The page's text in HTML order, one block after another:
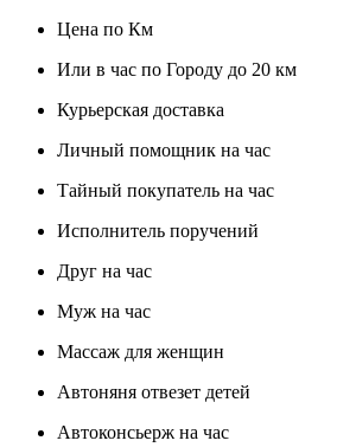
Цена по Км
Или в час по Городу до 20 км
Курьерская доставка
Личный помощник на час
Тайный покупатель на час
Исполнитель поручений
Друг на час
Муж на час
Массаж для женщин
Автоняня отвезет детей
Автоконсьерж на час